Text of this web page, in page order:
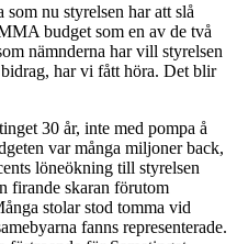
nu styrelsen har att slå
budget som en av de två
nämnderna har vill styrelsen
har vi fått höra. Det blir
30 år, inte med pompa å
var många miljoner back,
löneökning till styrelsen
firande skaran förutom
stolar stod tomma vid
fanns representerade.